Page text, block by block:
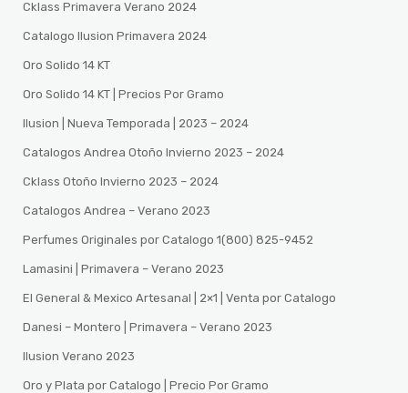
Cklass Primavera Verano 2024
Catalogo Ilusion Primavera 2024
Oro Solido 14 KT
Oro Solido 14 KT | Precios Por Gramo
Ilusion | Nueva Temporada | 2023 – 2024
Catalogos Andrea Otoño Invierno 2023 – 2024
Cklass Otoño Invierno 2023 – 2024
Catalogos Andrea – Verano 2023
Perfumes Originales por Catalogo 1(800) 825-9452
Lamasini | Primavera – Verano 2023
El General & Mexico Artesanal | 2×1 | Venta por Catalogo
Danesi – Montero | Primavera – Verano 2023
Ilusion Verano 2023
Oro y Plata por Catalogo | Precio Por Gramo